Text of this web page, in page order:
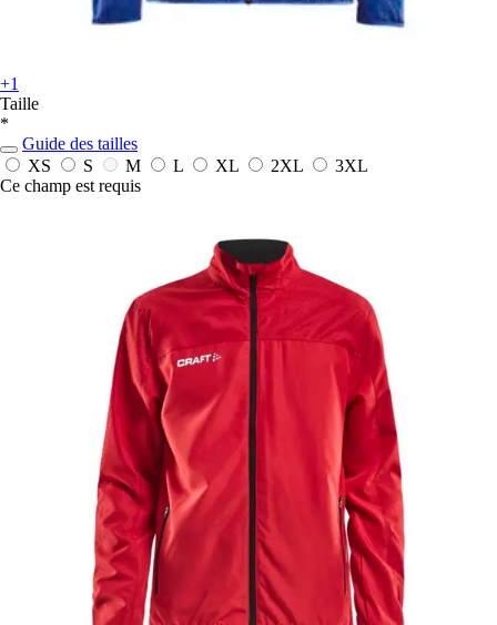
+1
Taille
*
Guide des tailles
XS
S M L XL 2XL
3XL
Ce champ est requis